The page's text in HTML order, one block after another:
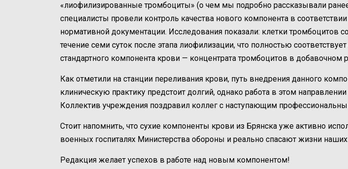
«лиофилизированные тромбоциты» (о чем мы подробно рассказывали
специалисты провели контроль качества нового компонента в
нормативной документации. Исследования показали: клетки тромбоцитов
течение семи суток после этапа лиофилизации, что полностью
стандартного компонента крови — концентрата тромбоцитов в добавочном
Как отметили на станции переливания крови, путь внедрения данного
клиническую практику предстоит долгий, однако работа в этом
Коллектив учреждения поздравил коллег с наступающим
Стоит напомнить, что сухие компоненты крови из Брянска уже активно
военных госпиталях Министерства обороны и реально спасают жизни
Редакция желает успехов в работе над новым компонентом!